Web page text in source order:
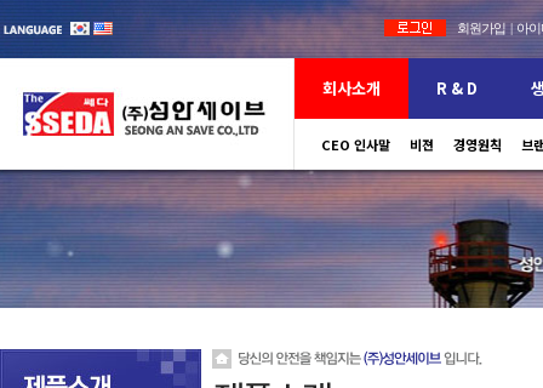
회원가입 | 아이
회사소개
CEO 인사말 비젼 경영원칙 브
R & D
보유설비 현황 특
안